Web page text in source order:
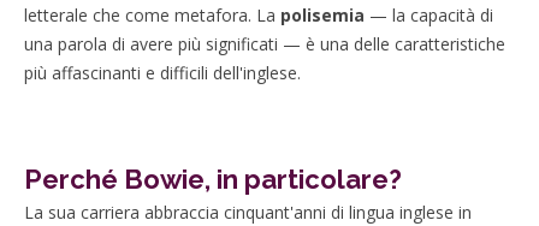
letterale che come metafora. La polisemia — la capacità di
una parola di avere più significati — è una delle caratteristiche
più affascinanti e difficili dell'inglese.
Perché Bowie, in particolare?
La sua carriera abbraccia cinquant'anni di lingua inglese in